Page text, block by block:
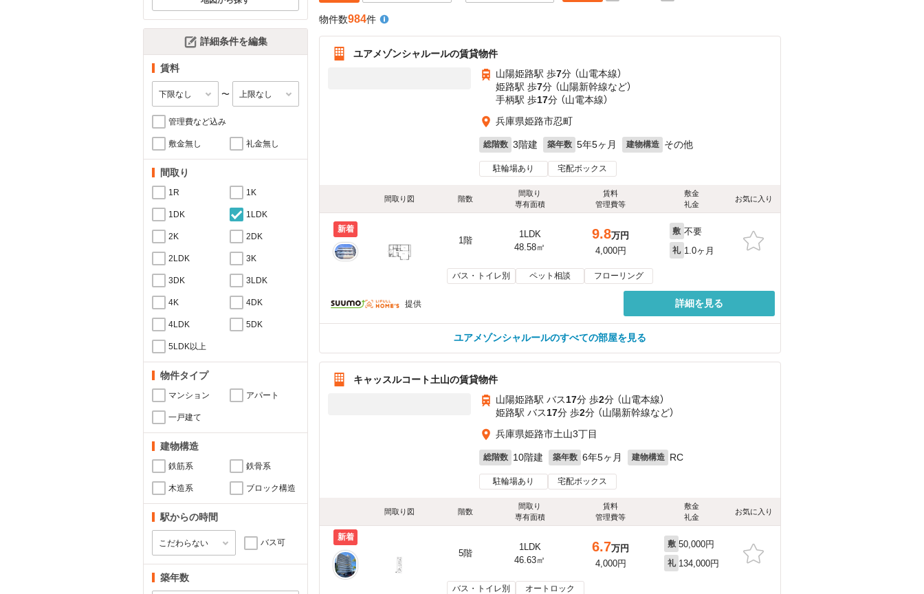
詳細条件を編集
賃料
〜
管理費など込み
敷金無し 礼金無し
間取り
1R 1K
1DK 1LDK
2K 2DK
2LDK 3K
3DK 3LDK
4K 4DK
4LDK 5DK
5LDK以上
物件タイプ
マンション アパート
一戸建て
建物構造
鉄筋系 鉄骨系
木造系 ブロック構造
駅からの時間
バス可
築年数
物件数984件
ユアメゾンシャルールの賃貸物件
山陽姫路駅 歩7分 （山電本線）
姫路駅 歩7分 （山陽新幹線など）
手柄駅 歩17分 （山電本線）
兵庫県姫路市忍町
総階数 3階建 築年数 5年5ヶ月 建物構造 その他
駐輪場あり 宅配ボックス
間取り図 階数
間取り
専有面積
賃料
管理費等
敷金
礼金
お気に入り
新着
1階
1LDK
48.58㎡
9.8万円
4,000円
敷 不要
礼 1.0ヶ月
バス・トイレ別 ペット相談 フローリング
提供 詳細を見る
ユアメゾンシャルールのすべての部屋を見る
キャッスルコート土山の賃貸物件
山陽姫路駅 バス17分 歩2分 （山電本線）
姫路駅 バス17分 歩2分 （山陽新幹線など）
兵庫県姫路市土山3丁目
総階数 10階建 築年数 6年5ヶ月 建物構造 RC
駐輪場あり 宅配ボックス
間取り図 階数
間取り
専有面積
賃料
管理費等
敷金
礼金
お気に入り
新着
5階
1LDK
46.63㎡
6.7万円
4,000円
敷 50,000円
礼 134,000円
バス・トイレ別 オートロック